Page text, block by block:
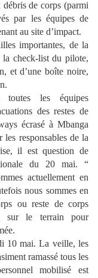
de corps (parmi
par les équipes de
au site d’impact.
importantes, de la
la check-list du pilote,
et d’une boîte noire,
les équipes
des restes de
écrasé à Mbanga
responsables de la
il est question de
du 20 mai. “
actuellement en
nous sommes en
ou reste de corps
sur le terrain pour
10 mai. La veille, les
ramassé tous les
mobilisé est